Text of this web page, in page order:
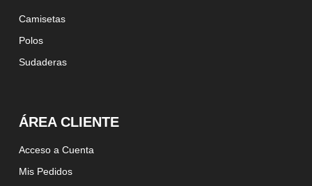
Camisetas
Polos
Sudaderas
ÁREA CLIENTE
Acceso a Cuenta
Mis Pedidos